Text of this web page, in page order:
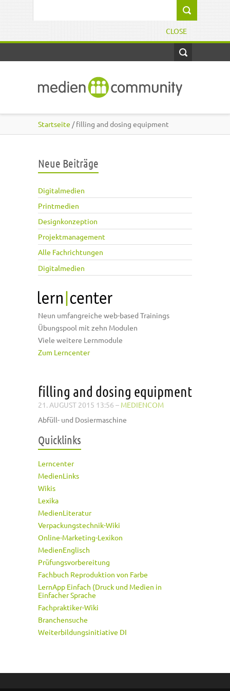
CLOSE
Startseite / filling and dosing equipment
Neue Beiträge
Digitalmedien
Printmedien
Designkonzeption
Projektmanagement
Alle Fachrichtungen
Digitalmedien
Neun umfangreiche web-based Trainings
Übungspool mit zehn Modulen
Viele weitere Lernmodule
Zum Lerncenter
filling and dosing equipment
21. AUGUST 2015 13:56 – MEDIENCOM
Abfüll- und Dosiermaschine
Quicklinks
Lerncenter
MedienLinks
Wikis
Lexika
MedienLiteratur
Verpackungstechnik-Wiki
Online-Marketing-Lexikon
MedienEnglisch
Prüfungsvorbereitung
Fachbuch Reproduktion von Farbe
LernApp Einfach (Druck und Medien in
Einfacher Sprache
Fachpraktiker-Wiki
Branchensuche
Weiterbildungsinitiative DI